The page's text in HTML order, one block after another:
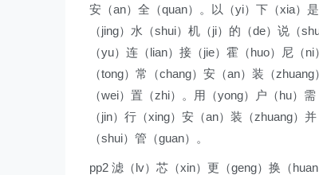
安（an）全（quan）。以（yi）下（xia）
（jing）水（shui）机（ji）的（de）说（
（yu）连（lian）接（jie）霍（huo）尼（
（tong）常（chang）安（an）装（
（wei）置（zhi）。用（yong）户（hu）
（jin）行（xing）安（an）装（zhuang）
（shui）管（guan）。
pp2 滤（lv）芯（xin）更（geng）换（